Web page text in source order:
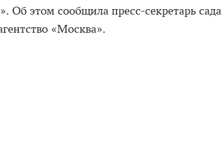
Об этом сообщила пресс-секретарь сада
«Москва».